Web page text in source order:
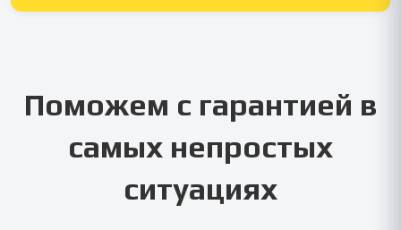
Поможем с гарантией в
самых непростых
ситуациях